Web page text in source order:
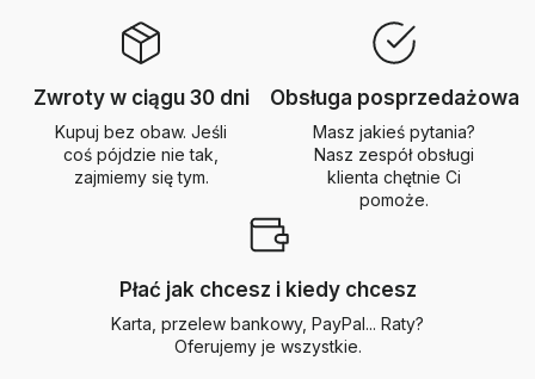
Zwroty w ciągu 30 dni
Kupuj bez obaw. Jeśli
coś pójdzie nie tak,
zajmiemy się tym.
Obsługa posprzedażowa
Masz jakieś pytania?
Nasz zespół obsługi
klienta chętnie Ci
pomoże.
Płać jak chcesz i kiedy chcesz
Karta, przelew bankowy, PayPal... Raty?
Oferujemy je wszystkie.